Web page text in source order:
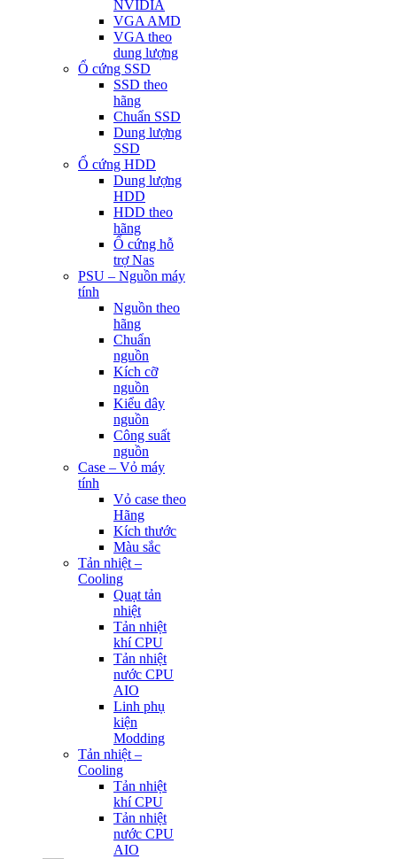
NVIDIA
VGA AMD
VGA theo
dung lượng
Ổ cứng SSD
SSD theo
hãng
Chuẩn SSD
Dung lượng
SSD
Ổ cứng HDD
Dung lượng
HDD
HDD theo
hãng
Ổ cứng hỗ
trợ Nas
PSU – Nguồn máy
tính
Nguồn theo
hãng
Chuẩn
nguồn
Kích cỡ
nguồn
Kiểu dây
nguồn
Công suất
nguồn
Case – Vỏ máy
tính
Vỏ case theo
Hãng
Kích thước
Màu sắc
Tản nhiệt –
Cooling
Quạt tản
nhiệt
Tản nhiệt
khí CPU
Tản nhiệt
nước CPU
AIO
Linh phụ
kiện
Modding
Tản nhiệt –
Cooling
Tản nhiệt
khí CPU
Tản nhiệt
nước CPU
AIO